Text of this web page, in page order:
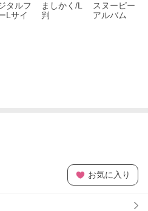
タルフ
Lサイ
ましかく/L
判
スヌーピー
アルバム
お気に入り